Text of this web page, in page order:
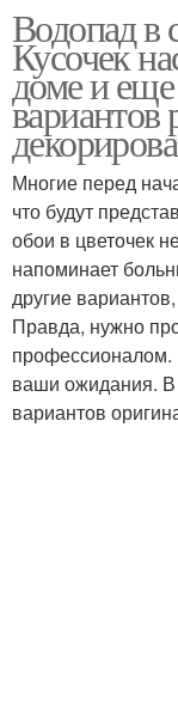
Водопад на
водопад
Водопад по
Водопад в
Кусочек
доме и
вариантов
Многие перед
что будут
обои в цветочек
напоминает
другие
Правда, нужно
профессионалом.
ваши ожидания. В
вариантов